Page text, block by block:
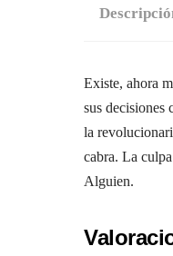
Existe, ahora
sus decisiones
la
cabra. La
Alguien.